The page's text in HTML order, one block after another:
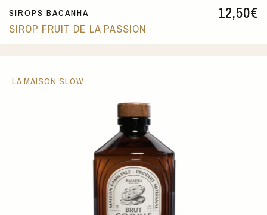
12,50€
SIROPS BACANHA
SIROP FRUIT DE LA PASSION
LA MAISON SLOW